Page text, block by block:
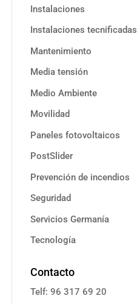
Instalaciones
Instalaciones tecnificadas
Mantenimiento
Media tensión
Medio Ambiente
Movilidad
Paneles fotovoltaicos
PostSlider
Prevención de incendios
Seguridad
Servicios Germanía
Tecnología
Contacto
Telf: 96 317 69 20